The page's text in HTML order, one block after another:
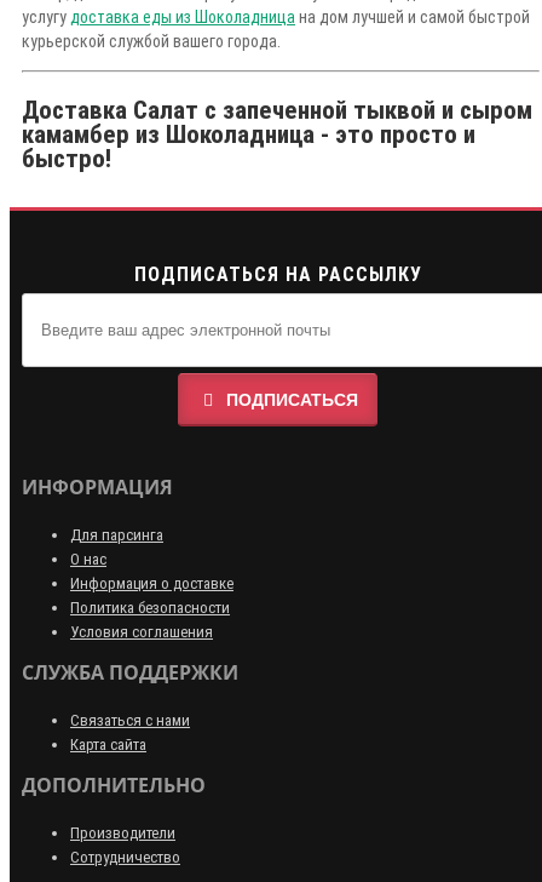
услугу доставка еды из Шоколадница на дом лучшей и самой быстрой
курьерской службой вашего города.
Доставка Салат с запеченной тыквой и сыром
камамбер из Шоколадница - это просто и
быстро!
ПОДПИСАТЬСЯ НА РАССЫЛКУ
ПОДПИСАТЬСЯ
ИНФОРМАЦИЯ
Для парсинга
О нас
Информация о доставке
Политика безопасности
Условия соглашения
СЛУЖБА ПОДДЕРЖКИ
Связаться с нами
Карта сайта
ДОПОЛНИТЕЛЬНО
Производители
Сотрудничество